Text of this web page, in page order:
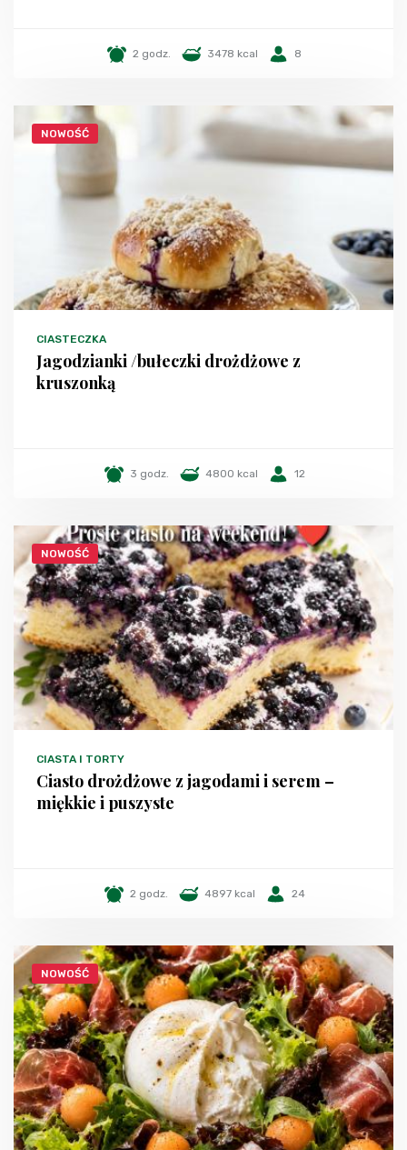
2 godz. 3478 kcal 8
NOWOŚĆ
CIASTECZKA
Jagodzianki /bułeczki drożdżowe z
kruszonką
3 godz. 4800 kcal 12
NOWOŚĆ
CIASTA I TORTY
Ciasto drożdżowe z jagodami i serem –
miękkie i puszyste
2 godz. 4897 kcal 24
NOWOŚĆ